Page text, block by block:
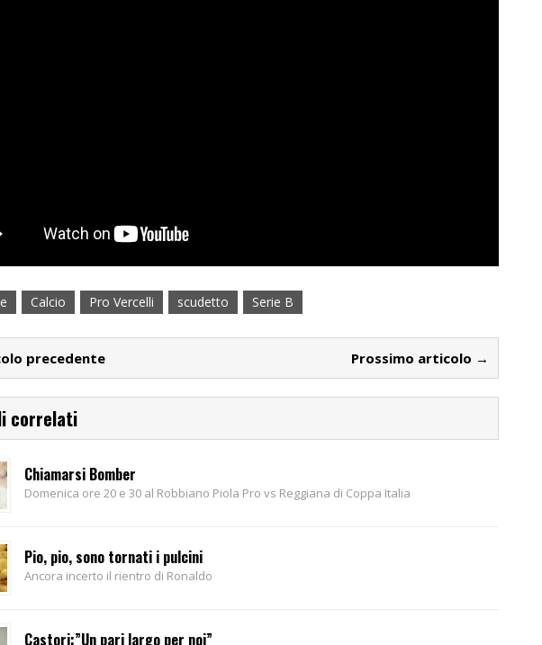
Calcio Pro Vercelli scudetto Serie B
precedente Prossimo articolo →
correlati
Chiamarsi Bomber
Domenica ore 20 e 30 al Robbiano Piola Pro vs Reggiana di Coppa Italia
Pio, pio, sono tornati i pulcini
Ancora incerto il rientro di Ronaldo
Castori:”Un pari largo per noi”